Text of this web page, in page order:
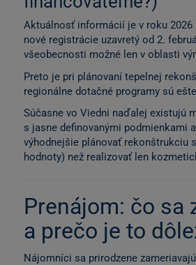
Aktuálnosť informácií je v roku 2026
nové registrácie uzavretý od 2.
všeobecnosti možné len v oblasti
Preto je pri plánovaní tepelnej
regionálne dotačné programy sú
Súčasne vo Viedni naďalej existujú
s jasne definovanými podmienkami
výhodnejšie plánovať rekonštrukciu
hodnoty) než realizovať len
Prenájom: čo sa
a prečo je to
Nájomníci sa prirodzene